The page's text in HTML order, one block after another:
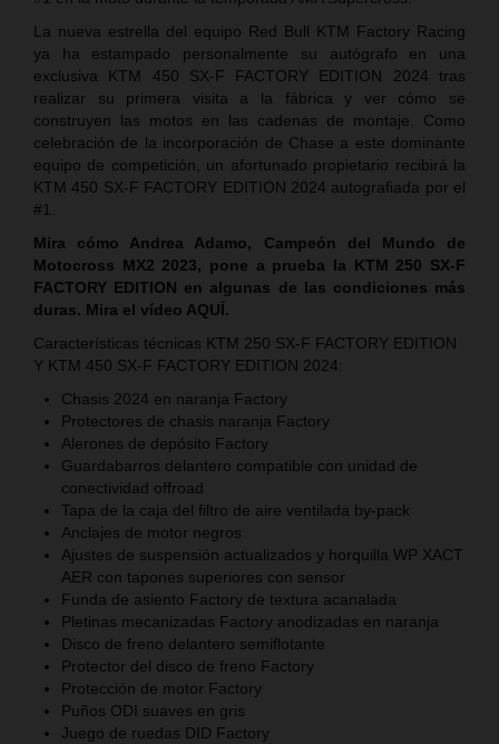
La nueva estrella del equipo Red Bull KTM Factory Racing
ya ha estampado personalmente su autógrafo en una
exclusiva KTM 450 SX-F FACTORY EDITION 2024 tras
realizar su primera visita a la fábrica y ver cómo se
construyen las motos en las cadenas de montaje. Como
celebración de la incorporación de Chase a este dominante
equipo de competición, un afortunado propietario recibirá la
KTM 450 SX-F FACTORY EDITION 2024 autografiada por el
#1.
Mira cómo Andrea Adamo, Campeón del Mundo de
Motocross MX2 2023, pone a prueba la KTM 250 SX-F
FACTORY EDITION en algunas de las condiciones más
duras. Mira el vídeo AQUÍ.
Características técnicas KTM 250 SX-F FACTORY EDITION
Y KTM 450 SX-F FACTORY EDITION 2024:
Chasis 2024 en naranja Factory
Protectores de chasis naranja Factory
Alerones de depósito Factory
Guardabarros delantero compatible con unidad de
conectividad offroad
Tapa de la caja del filtro de aire ventilada by-pack
Anclajes de motor negros
Ajustes de suspensión actualizados y horquilla WP XACT
AER con tapones superiores con sensor
Funda de asiento Factory de textura acanalada
Pletinas mecanizadas Factory anodizadas en naranja
Disco de freno delantero semiflotante
Protector del disco de freno Factory
Protección de motor Factory
Puños ODI suaves en gris
Juego de ruedas DID Factory